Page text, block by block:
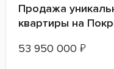
Продажа
квартиры на
53 950 000 ₽